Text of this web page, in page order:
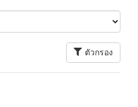
ตัวกรอง